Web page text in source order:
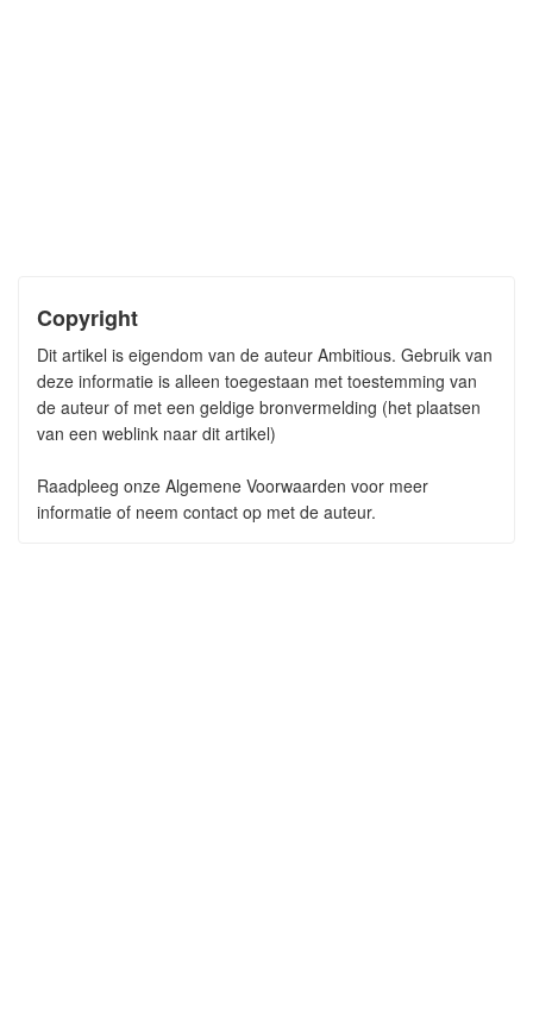
Copyright
Dit artikel is eigendom van de auteur Ambitious. Gebruik van
deze informatie is alleen toegestaan met toestemming van
de auteur of met een geldige bronvermelding (het plaatsen
van een weblink naar dit artikel)
Raadpleeg onze Algemene Voorwaarden voor meer
informatie of neem contact op met de auteur.